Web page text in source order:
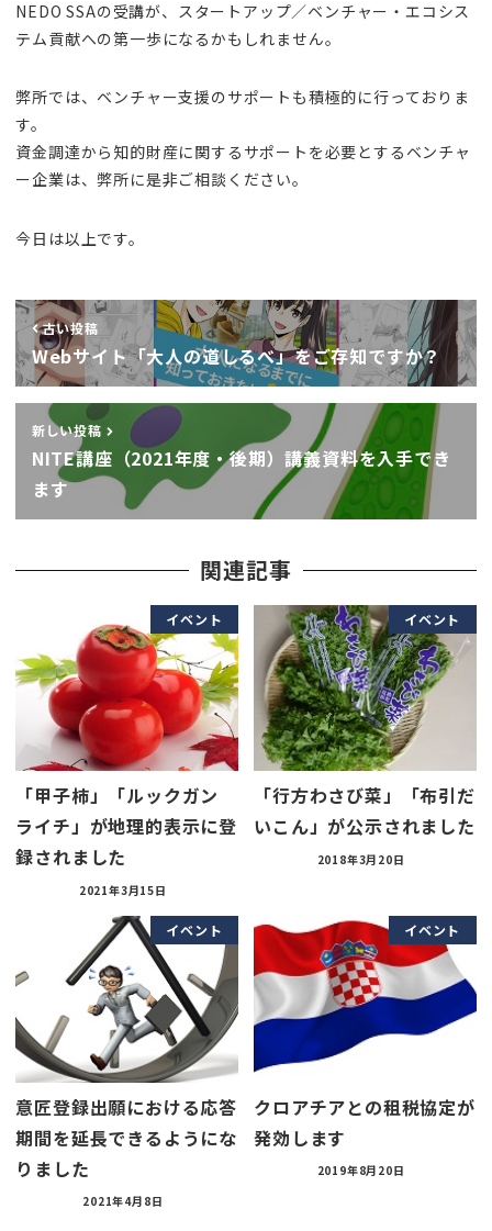
NEDO SSAの受講が、スタートアップ／ベンチャー・エコシス
テム貢献への第一歩になるかもしれません。
弊所では、ベンチャー支援のサポートも積極的に行っておりま
す。
資金調達から知的財産に関するサポートを必要とするベンチャ
ー企業は、弊所に是非ご相談ください。
今日は以上です。
古い投稿
Webサイト「大人の道しるべ」をご存知ですか？
新しい投稿
NITE講座（2021年度・後期）講義資料を入手でき
ます
関連記事
イベント
「甲子柿」「ルックガン
ライチ」が地理的表示に登
録されました
2021年3月15日
イベント
「行方わさび菜」「布引だ
いこん」が公示されました
2018年3月20日
イベント
意匠登録出願における応答
期間を延長できるようにな
りました
2021年4月8日
イベント
クロアチアとの租税協定が
発効します
2019年8月20日